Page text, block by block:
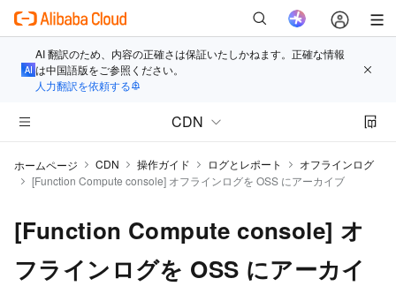
AI 翻訳のため、内容の正確さは保証いたしかねます。正確な情報
は中国語版をご参照ください。
人力翻訳を依頼する
CDN
ホームページ CDN 操作ガイド ログとレポート
オフラインログ
[Function Compute console] オフラインログを OSS にアーカイブ
[Function Compute console] オ
フラインログを OSS にアーカイ